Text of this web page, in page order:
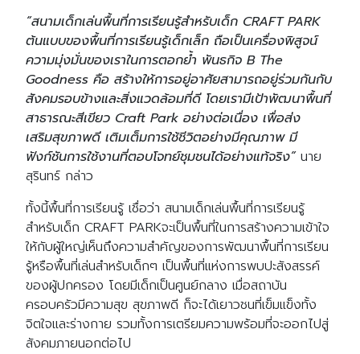
“สนามเด็กเล่นพื้นที่การเรียนรู้สำหรับเด็ก CRAFT PARK
ต้นแบบของพื้นที่การเรียนรู้เด็กเล็ก ถือเป็นเครื่องพิสูจน์
ความมุ่งมั่นของเราในการตอกย้ำ พันธกิจ B The
Goodness คือ สร้างให้การอยู่อาศัยสามารถอยู่ร่วมกันกับ
สังคมรอบข้างและสิ่งแวดล้อมที่ดี โดยเรามีเป้าพัฒนาพื้นที่
สาธารณะสีเขียว Craft Park อย่างต่อเนื่อง เพื่อส่ง
เสริมสุขภาพดี เติมเต็มการใช้ชีวิตอย่างมีคุณภาพ มี
ฟังก์ชันการใช้งานที่ตอบโจทย์ชุมชนได้อย่างแท้จริง”นาย
สุรินทร์ กล่าว
ทั้งนี้พื้นที่การเรียนรู้ เชื่อว่า สนามเด็กเล่นพื้นที่การเรียนรู้
สำหรับเด็ก CRAFT PARKจะเป็นพื้นที่ในการสร้างความเข้าใจ
ให้กับผู้ใหญ่เห็นถึงความสำคัญของการพัฒนาพื้นที่การเรียน
รู้หรือพื้นที่เล่นสำหรับเด็กๆ เป็นพื้นที่แห่งการพบปะสังสรรค์
ของผู้ปกครอง โดยมีเด็กเป็นศูนย์กลาง เมื่อสถาบัน
ครอบครัวมีความสุข สุขภาพดี ก็จะได้เยาวชนที่เข็มแข็งทั้ง
จิตใจและร่างกาย รวมทั้งการเตรียมความพร้อมที่จะออกไปสู่
สังคมภายนอกต่อไป